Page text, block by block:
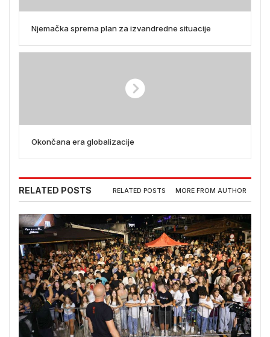
Njemačka sprema plan za izvandredne situacije
Okončana era globalizacije
RELATED POSTS RELATED POSTS MORE FROM AUTHOR